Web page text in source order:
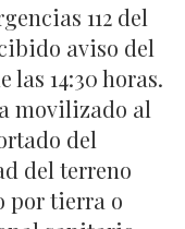
112 del
aviso del
14:30 horas.
movilizado al
del
del terreno
por tierra o